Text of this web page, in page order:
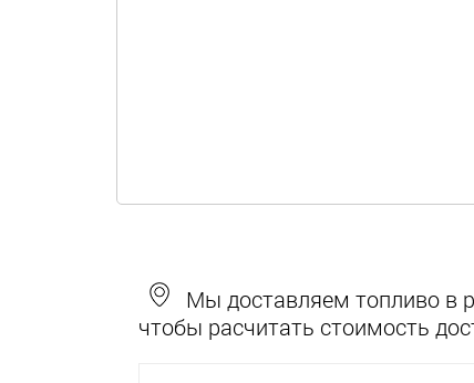
Мы доставляем топливо в
чтобы расчитать стоимость